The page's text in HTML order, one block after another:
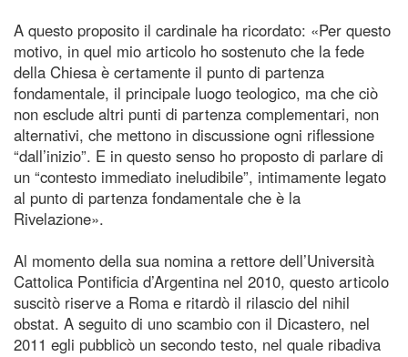
A questo proposito il cardinale ha ricordato: «Per questo
motivo, in quel mio articolo ho sostenuto che la fede
della Chiesa è certamente il punto di partenza
fondamentale, il principale luogo teologico, ma che ciò
non esclude altri punti di partenza complementari, non
alternativi, che mettono in discussione ogni riflessione
“dall’inizio”. E in questo senso ho proposto di parlare di
un “contesto immediato ineludibile”, intimamente legato
al punto di partenza fondamentale che è la
Rivelazione».
Al momento della sua nomina a rettore dell’Università
Cattolica Pontificia d’Argentina nel 2010, questo articolo
suscitò riserve a Roma e ritardò il rilascio del nihil
obstat. A seguito di uno scambio con il Dicastero, nel
2011 egli pubblicò un secondo testo, nel quale ribadiva